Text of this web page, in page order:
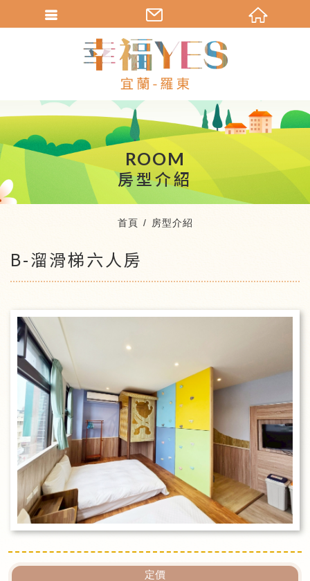
ROOM
房型介紹
首頁 房型介紹
B-溜滑梯六人房
定價
繁體中文